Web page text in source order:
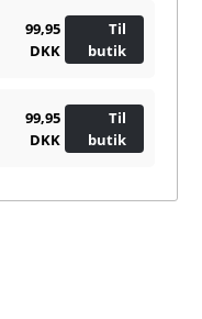
99,95
DKK
Til
butik
99,95
DKK
Til
butik